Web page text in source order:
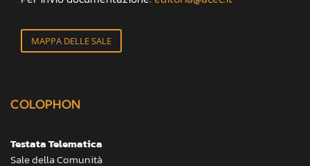
MAPPA DELLE SALE
COLOPHON
Testata Telematica
Sale della Comunità